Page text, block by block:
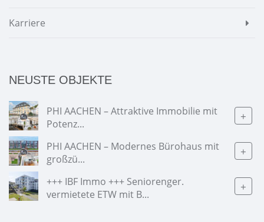
Karriere
NEUSTE OBJEKTE
PHI AACHEN – Attraktive Immobilie mit
Potenz...
+
PHI AACHEN – Modernes Bürohaus mit
großzü...
+
+++ IBF Immo +++ Seniorenger.
vermietete ETW mit B...
+